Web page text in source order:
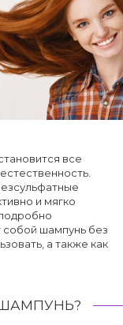
все
и мягко
собой шампунь без
а также как